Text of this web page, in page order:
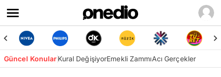
Güncel KonularKural DeğişiyorEmekli ZammıAcı Gerçekler